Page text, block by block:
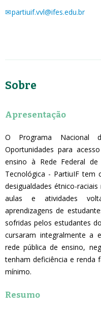
partiuif.vvl@ifes.edu.br
Sobre
Apresentação
O Programa Nacional
Oportunidades para
ensino à Rede Federal de
Tecnológica - PartiuIF
desigualdades étnico-
aulas e atividades
aprendizagens de
sofridas pelos estudantes
cursaram integralmente a
rede pública de ensino,
tenham deficiência e renda
mínimo.
Resumo